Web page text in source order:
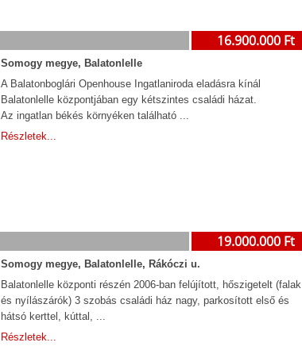
16.900.000 Ft
Somogy megye, Balatonlelle
A Balatonboglári Openhouse Ingatlaniroda eladásra kínál
Balatonlelle központjában egy kétszintes családi házat.
Az ingatlan békés környéken található ...
Részletek...
19.000.000 Ft
Somogy megye, Balatonlelle, Rákóczi u.
Balatonlelle központi részén 2006-ban felújított, hőszigetelt (falak
és nyílászárók) 3 szobás családi ház nagy, parkosított első és
hátsó kerttel, kúttal, ...
Részletek...